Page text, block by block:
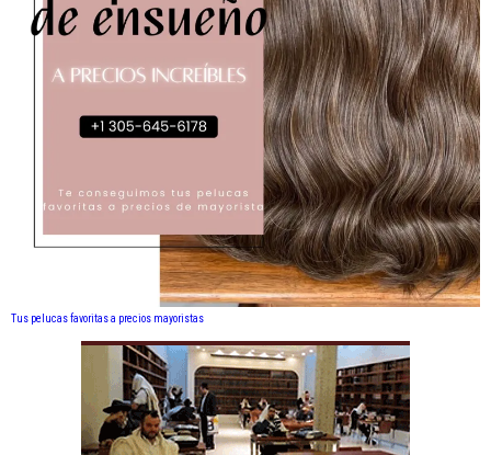
Tus pelucas favoritas a precios mayoristas